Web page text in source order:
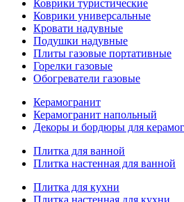
Коврики туристические
Коврики универсальные
Кровати надувные
Подушки надувные
Плиты газовые портативные
Горелки газовые
Обогреватели газовые
Керамогранит
Керамогранит напольный
Декоры и бордюры для
Плитка для ванной
Плитка настенная для ванной
Плитка для кухни
Плитка настенная для кухни